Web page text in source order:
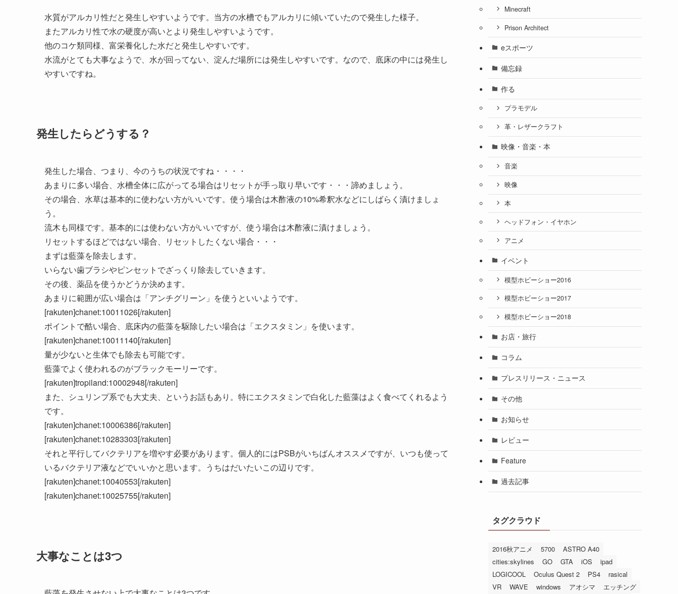
水質がアルカリ性だと発生しやすいようです。当方の水槽でもアルカリに傾いていたので発生した様子。
またアルカリ性で水の硬度が高いとより発生しやすいようです。
他のコケ類同様、富栄養化した水だと発生しやすいです。
水流がとても大事なようで、水が回ってない、淀んだ場所には発生しやすいです。なので、底床の中には発生し
やすいですね。
発生したらどうする？
発生した場合、つまり、今のうちの状況ですね・・・・
あまりに多い場合、水槽全体に広がってる場合はリセットが手っ取り早いです・・・諦めましょう。
その場合、水草は基本的に使わない方がいいです。使う場合は木酢液の10%希釈水などにしばらく漬けましょ
う。
流木も同様です。基本的には使わない方がいいですが、使う場合は木酢液に漬けましょう。
リセットするほどではない場合、リセットしたくない場合・・・
まずは藍藻を除去します。
いらない歯ブラシやピンセットでざっくり除去していきます。
その後、薬品を使うかどうか決めます。
あまりに範囲が広い場合は「アンチグリーン」を使うといいようです。
[rakuten]chanet:10011026[/rakuten]
ポイントで酷い場合、底床内の藍藻を駆除したい場合は「エクスタミン」を使います。
[rakuten]chanet:10011140[/rakuten]
量が少ないと生体でも除去も可能です。
藍藻でよく使われるのがブラックモーリーです。
[rakuten]tropiland:10002948[/rakuten]
また、シュリンプ系でも大丈夫、というお話もあり。特にエクスタミンで白化した藍藻はよく食べてくれるよう
です。
[rakuten]chanet:10006386[/rakuten]
[rakuten]chanet:10283303[/rakuten]
それと平行してバクテリアを増やす必要があります。個人的にはPSBがいちばんオススメですが、いつも使って
いるバクテリア液などでいいかと思います。うちはだいたいこの辺りです。
[rakuten]chanet:10040553[/rakuten]
[rakuten]chanet:10025755[/rakuten]
大事なことは3つ
Minecraft
Prison Architect
eスポーツ
備忘録
作る
プラモデル
革・レザークラフト
映像・音楽・本
音楽
映像
本
ヘッドフォン・イヤホン
アニメ
イベント
模型ホビーショー2016
模型ホビーショー2017
模型ホビーショー2018
お店・旅行
コラム
プレスリリース・ニュース
その他
お知らせ
レビュー
Feature
過去記事
タグクラウド
2016秋アニメ 5700
ASTRO A40
cities:skylines
GO GTA iOS
ipad
LOGICOOL
Oculus Quest 2 PS4
rasical
VR
WAVE windows アオシマ エッチング